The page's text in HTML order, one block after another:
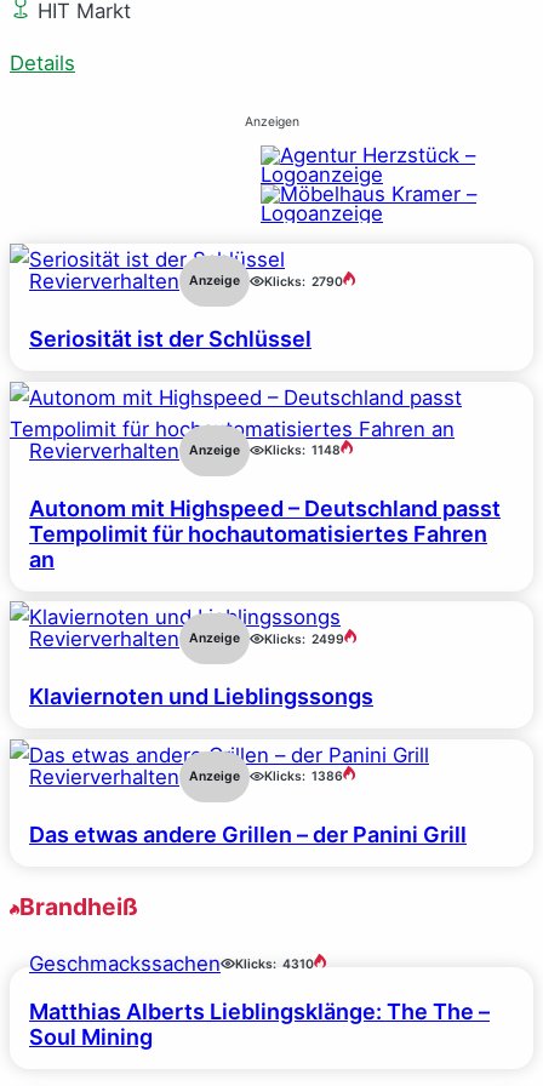
HIT Markt
Details
Anzeigen
Revierverhalten Anzeige Klicks: 2790
Seriosität ist der Schlüssel
Revierverhalten Anzeige Klicks: 1148
Autonom mit Highspeed – Deutschland passt
Tempolimit für hochautomatisiertes Fahren
an
Revierverhalten Anzeige Klicks: 2499
Klaviernoten und Lieblingssongs
Revierverhalten Anzeige Klicks: 1386
Das etwas andere Grillen – der Panini Grill
Brandheiß
Geschmackssachen Klicks: 4310
Matthias Alberts Lieblingsklänge: The The –
Soul Mining